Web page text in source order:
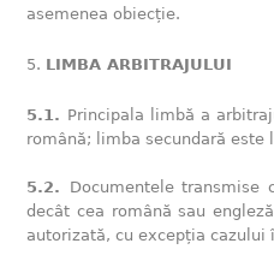
asemenea obiecție.
LIMBA ARBITRAJULUI
5.1. Principala limbă a
română; limba secundară este
5.2. Documentele transmise
decât cea română sau
autorizată, cu excepția